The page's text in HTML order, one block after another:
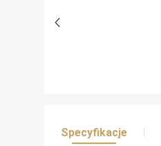
Specyfikacje